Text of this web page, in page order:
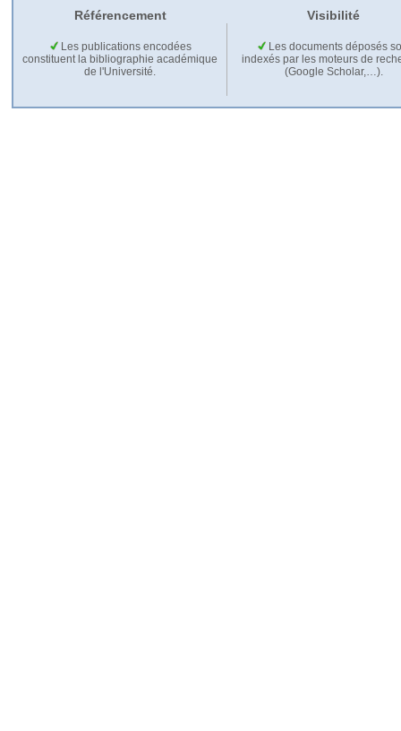
Référencement Visibilité
Les publications encodées
constituent la bibliographie académique
de l'Université.
Les documents déposés
indexés par les moteurs de
(Google Scholar,…).